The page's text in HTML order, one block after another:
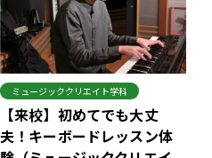
ミュージッククリエイト学科
【来校】初めてでも大丈
夫！キーボードレッスン体